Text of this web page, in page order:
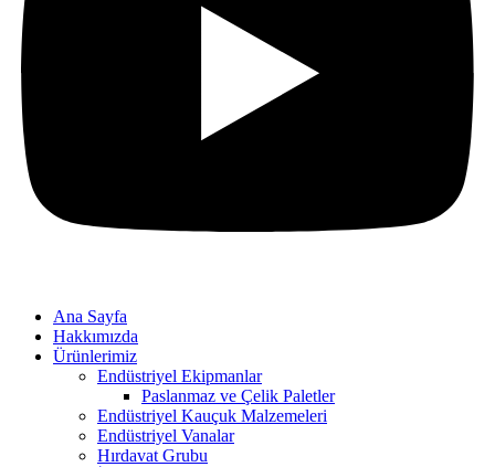
Ana Sayfa
Hakkımızda
Ürünlerimiz
Endüstriyel Ekipmanlar
Paslanmaz ve Çelik Paletler
Endüstriyel Kauçuk Malzemeleri
Endüstriyel Vanalar
Hırdavat Grubu